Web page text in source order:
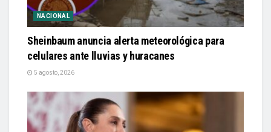
NACIONAL
Sheinbaum anuncia alerta meteorológica para
celulares ante lluvias y huracanes
5 agosto, 2026